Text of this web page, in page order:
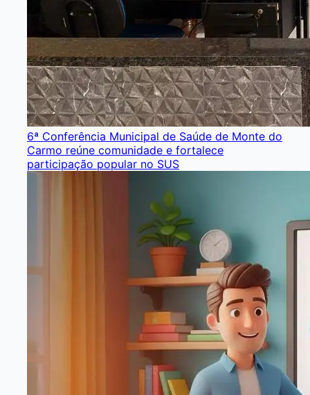
6ª Conferência Municipal de Saúde de Monte do
Carmo reúne comunidade e fortalece
participação popular no SUS